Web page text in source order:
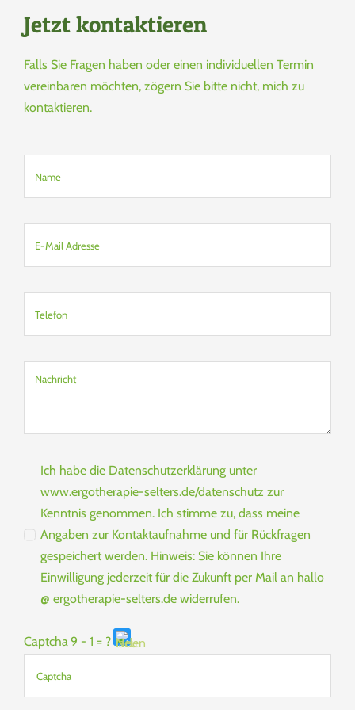
Jetzt kontaktieren
Falls Sie Fragen haben oder einen individuellen Termin
vereinbaren möchten, zögern Sie bitte nicht, mich zu
kontaktieren.
Ich habe die Datenschutzerklärung unter
www.ergotherapie-selters.de/datenschutz zur
Kenntnis genommen. Ich stimme zu, dass meine
Angaben zur Kontaktaufnahme und für Rückfragen
gespeichert werden. Hinweis: Sie können Ihre
Einwilligung jederzeit für die Zukunft per Mail an hallo
@ ergotherapie-selters.de widerrufen.
Captcha 9 - 1 = ?